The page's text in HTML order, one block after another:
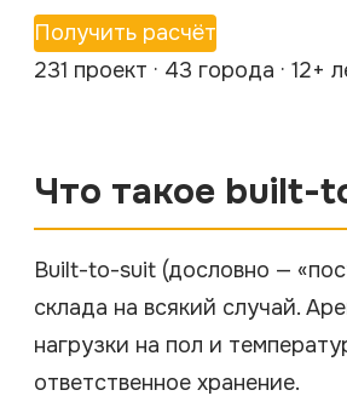
Получить расчёт
231 проект · 43 города · 12+
Что такое built-
Built-to-suit (дословно —
склада на всякий случай.
нагрузки на пол и
ответственное хранение.